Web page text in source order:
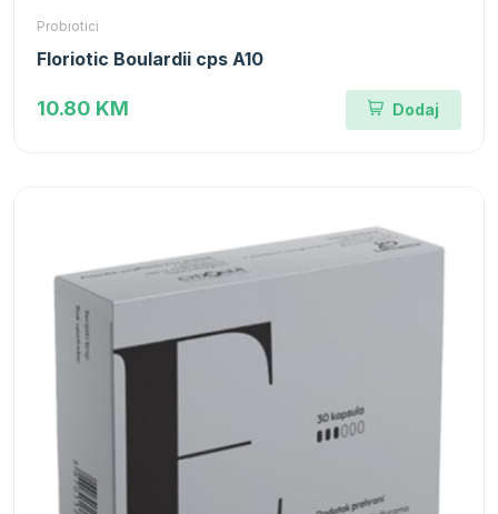
Probiotici
Floriotic Boulardii cps A10
10.80 KM Dodaj